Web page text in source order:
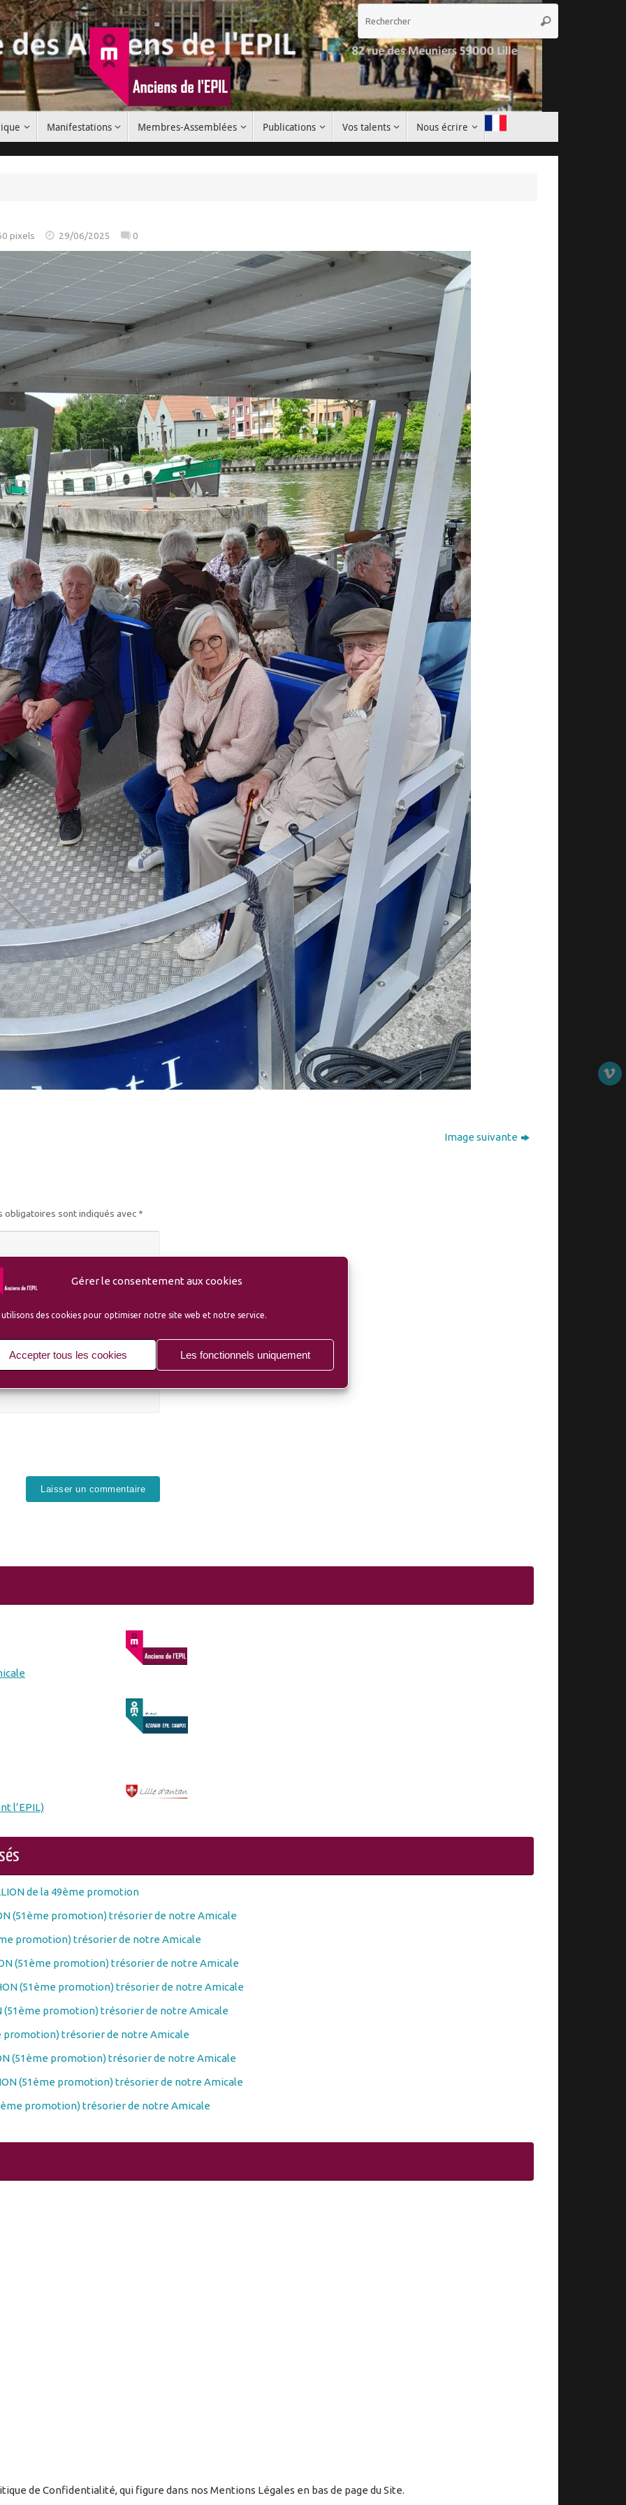
Gérer le consentement aux cookies
utilisons des cookies pour optimiser notre site web et notre service.
Accepter tous les cookies Les fonctionnels uniquement
Rechercher
Manifestations Membres-Assemblées Publications Vos talents Nous écrire
pixels 29/06/2025 0
Image suivante
obligatoires sont indiqués avec *
l’EPIL)
de la 49ème promotion
(51ème promotion) trésorier de notre Amicale
promotion) trésorier de notre Amicale
(51ème promotion) trésorier de notre Amicale
(51ème promotion) trésorier de notre Amicale
(51ème promotion) trésorier de notre Amicale
promotion) trésorier de notre Amicale
(51ème promotion) trésorier de notre Amicale
(51ème promotion) trésorier de notre Amicale
promotion) trésorier de notre Amicale
de Confidentialité, qui figure dans nos Mentions Légales en bas de page du Site.